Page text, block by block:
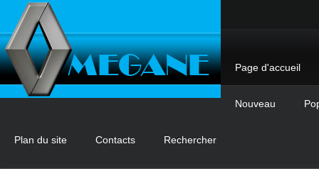
Page d'accueil
Nouveau
Plan du site Contacts Rechercher